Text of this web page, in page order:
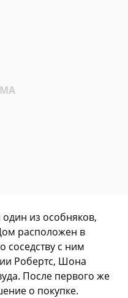
из особняков,
расположен в
соседству с ним
Робертс, Шона
После первого же
о покупке.